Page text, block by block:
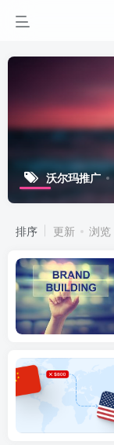
沃尔玛推广
排序 更新 浏览